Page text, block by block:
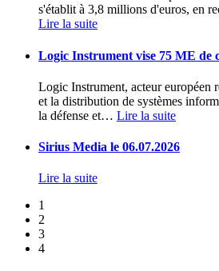
s'établit à 3,8 millions d'euros, en
Lire la suite
Logic Instrument vise 75 ME de
Logic Instrument, acteur européen
et la distribution de systèmes
la défense et… Lire la suite
Sirius Media le 06.07.2026
Lire la suite
1
2
3
4